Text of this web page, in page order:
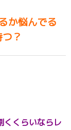
か悩んでる
？
くくらいならレ